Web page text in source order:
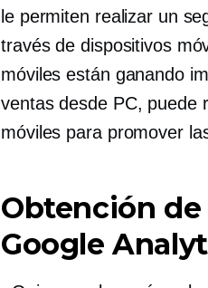
le permiten realizar un
través de dispositivos
móviles están ganando
ventas desde PC, puede
móviles para promover
Obtención
Google